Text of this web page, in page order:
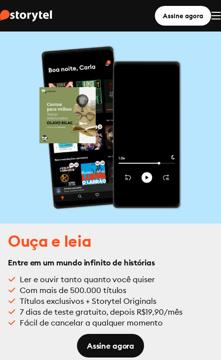
Assine agora
Ouça e leia
Entre em um mundo infinito de histórias
Ler e ouvir tanto quanto você quiser
Com mais de 500.000 títulos
Títulos exclusivos + Storytel Originals
7 dias de teste gratuito, depois R$19,90/mês
Fácil de cancelar a qualquer momento
Assine agora